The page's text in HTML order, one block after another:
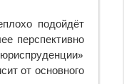
подойдёт
перспективно
от основного